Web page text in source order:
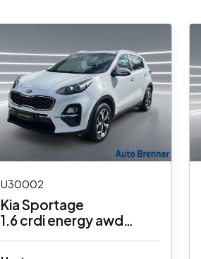
U30002
Kia Sportage
1.6 crdi energy awd